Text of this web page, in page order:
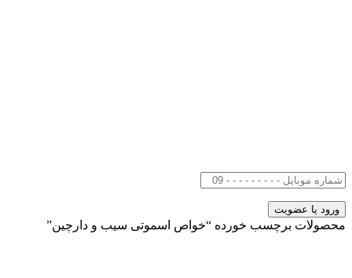
محصولات برچسب خورده “خواص اسموتی سیب و دارچین”